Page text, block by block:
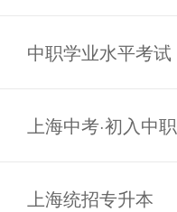
中职学业水平考试
上海中考·初入中职
上海统招专升本